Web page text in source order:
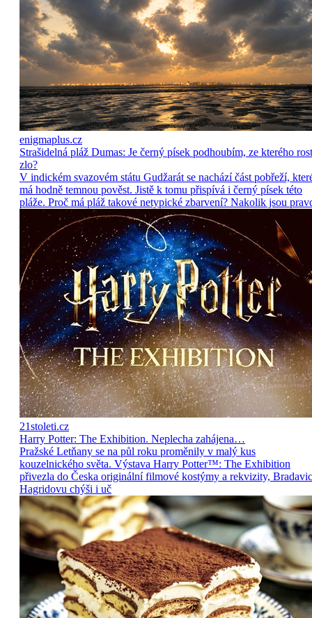
enigmaplus.cz
Strašidelná pláž Dumas: Je černý písek podhoubím, ze kterého
zlo?
V indickém svazovém státu Gudžarát se nachází část pobřeží,
má hodně temnou pověst. Jistě k tomu přispívá i černý písek této
pláže. Proč má pláž takové netypické zbarvení? Nakolik jsou
21stoleti.cz
Harry Potter: The Exhibition. Neplecha zahájena…
Pražské Letňany se na půl roku proměnily v malý kus
kouzelnického světa. Výstava Harry Potter™: The Exhibition
přivezla do Česka originální filmové kostýmy a rekvizity,
Hagridovu chýši i uč